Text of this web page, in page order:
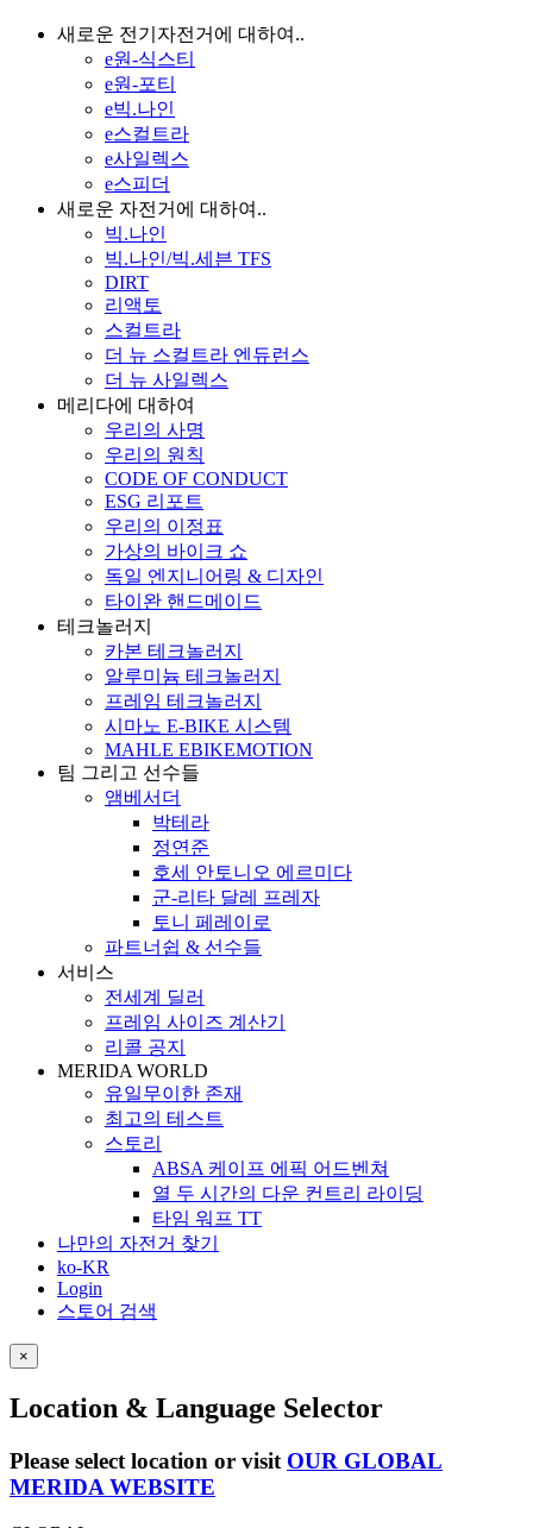
새로운 전기자전거에 대하여..
e원-식스티
e원-포티
e빅.나인
e스컬트라
e사일렉스
e스피더
새로운 자전거에 대하여..
빅.나인
빅.나인/빅.세븐 TFS
DIRT
리액토
스컬트라
더 뉴 스컬트라 엔듀런스
더 뉴 사일렉스
메리다에 대하여
우리의 사명
우리의 원칙
CODE OF CONDUCT
ESG 리포트
우리의 이정표
가상의 바이크 쇼
독일 엔지니어링 & 디자인
타이완 핸드메이드
테크놀러지
카본 테크놀러지
알루미늄 테크놀러지
프레임 테크놀러지
시마노 E-BIKE 시스템
MAHLE EBIKEMOTION
팀 그리고 선수들
앰베서더
박테라
정연준
호세 안토니오 에르미다
군-리타 달레 프레자
토니 페레이로
파트너쉽 & 선수들
서비스
전세계 딜러
프레임 사이즈 계산기
리콜 공지
MERIDA WORLD
유일무이한 존재
최고의 테스트
스토리
ABSA 케이프 에픽 어드벤쳐
열 두 시간의 다운 컨트리 라이딩
타임 워프 TT
나만의 자전거 찾기
ko-KR
Login
스토어 검색
×
Location & Language Selector
Please select location or visit OUR GLOBAL
MERIDA WEBSITE